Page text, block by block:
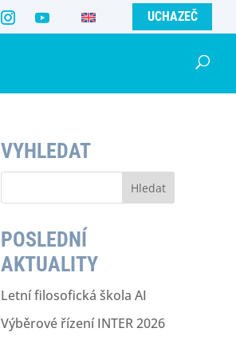
UCHAZEČ
VYHLEDAT
l
e
d
á
v
n
POSLEDNÍ
AKTUALITY
Letní filosofická škola AI
Výběrové řízení INTER 2026